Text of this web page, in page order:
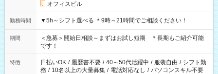
オフィスビル
勤務時間 ▼5h～シフト選べる ＊9時～21時間でご相談ください！
期間
＜急募＞開始日相談～まずはお試し短期 ＊長期もご紹介可能
です！
特徴 日払いOK / 履歴書不要 / 40～50代活躍中 / 服装自由 / シフト勤
務 / 10名以上の大量募集 / 電話対応なし / パソコンスキル不要